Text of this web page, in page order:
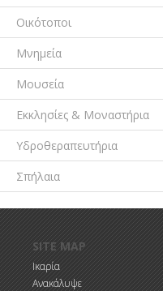
Οικότοποι
Μνημεία
Μουσεία
Εκκλησίες & Μοναστήρια
Υδροθεραπευτήρια
Σπήλαια
SITE MAP
Ικαρία
Ανακάλυψε